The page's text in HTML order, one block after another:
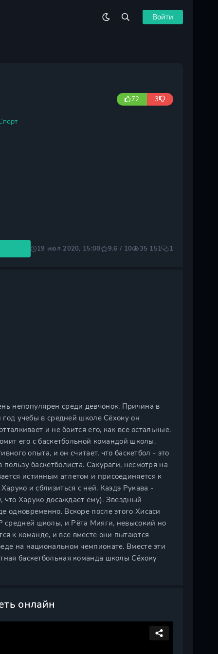
Войти
72 3
19 июл 2020, 15:08 9.6 / 10 35 151 1
непопулярен среди девчонок. Причина в
учебы в средней школе Сёхоку он
и не боится его, как все остальные.
его с баскетбольной командой школы.
опыта, и он считает, что баскетбол - это
баскетболиста. Сакураги, несмотря на
истинным атлетом и присоединяется к
и сблизиться с ней. Каэдэ Рукава -
что Харуко досаждает ему). Звездный
одновременно. Вскоре после этого Хисаси
школы, и Рёта Мияги, невысокий но
к команде, и все вместе они пытаются
на национальном чемпионате. Вместе эти
баскетбольная команда школы Сёхоку
онлайн